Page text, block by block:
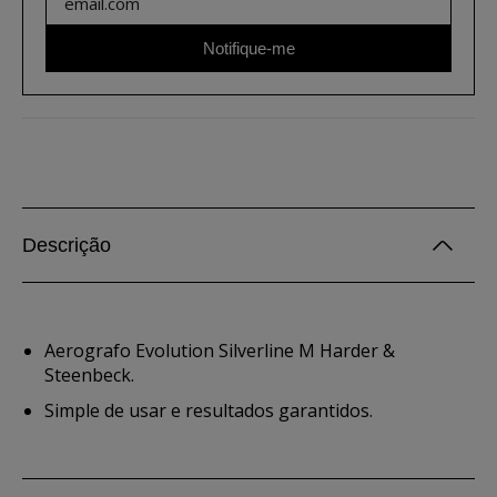
Notifique-me
Descrição
Aerografo Evolution Silverline M Harder &
Steenbeck.
Simple de usar e resultados garantidos.